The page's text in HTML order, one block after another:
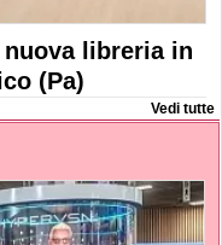
libreria in
(Pa)
Vedi tutte